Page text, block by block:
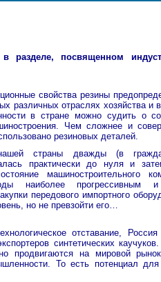
в разделе, посвященном
свойства резины
различных отраслях хозяйства и
в стране можно судить о
Чем сложнее и
резиновых деталей.
нашей страны дважды (в
практически до нуля и
машиностроительного
наиболее прогрессивным и
передового импортного
но не превзойти его…
отставание,
синтетических
продвигаются на мировой
То есть потенциал